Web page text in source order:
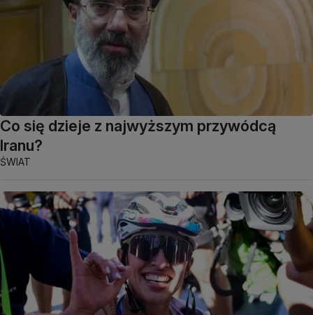
Co się dzieje z najwyższym przywódcą
Iranu?
ŚWIAT